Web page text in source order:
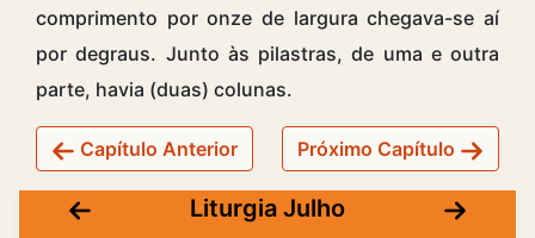
comprimento por onze de largura chegava-se aí
por degraus. Junto às pilastras, de uma e outra
parte, havia (duas) colunas.
Capítulo Anterior Próximo Capítulo
Liturgia Julho